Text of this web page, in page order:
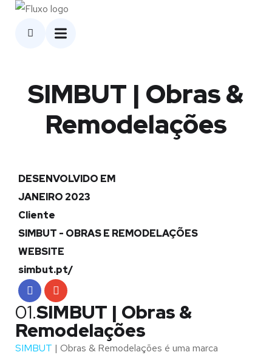
SIMBUT | Obras &
Remodelações
DESENVOLVIDO EM
JANEIRO 2023
Cliente
SIMBUT - OBRAS E REMODELAÇÕES
WEBSITE
simbut.pt/
01.SIMBUT | Obras &
Remodelações
SIMBUT | Obras & Remodelações é uma marca